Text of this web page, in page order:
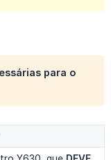
para o